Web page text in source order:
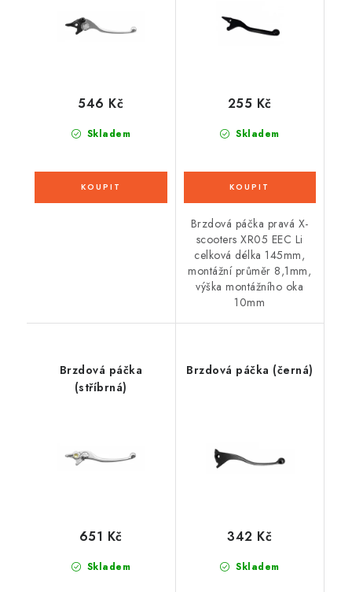
Skladem
546 Kč
Skladem
255 Kč
Brzdová páčka pravá X-
scooters XR05 EEC Li
celková délka 145mm,
montážní průměr 8,1mm,
výška montážního oka
10mm
Brzdová páčka
(stříbrná)
Skladem
651 Kč
Brzdová páčka (černá)
Skladem
342 Kč